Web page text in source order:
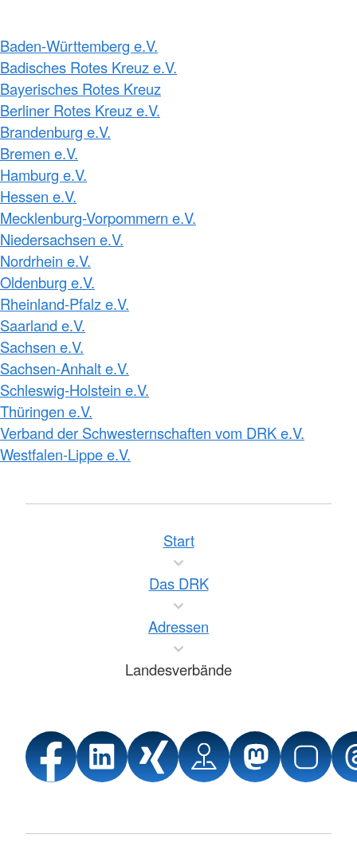
Baden-Württemberg e.V.
Badisches Rotes Kreuz e.V.
Bayerisches Rotes Kreuz
Berliner Rotes Kreuz e.V.
Brandenburg e.V.
Bremen e.V.
Hamburg e.V.
Hessen e.V.
Mecklenburg-Vorpommern e.V.
Niedersachsen e.V.
Nordrhein e.V.
Oldenburg e.V.
Rheinland-Pfalz e.V.
Saarland e.V.
Sachsen e.V.
Sachsen-Anhalt e.V.
Schleswig-Holstein e.V.
Thüringen e.V.
Verband der Schwesternschaften vom DRK e.V.
Westfalen-Lippe e.V.
Start
Das DRK
Adressen
Landesverbände